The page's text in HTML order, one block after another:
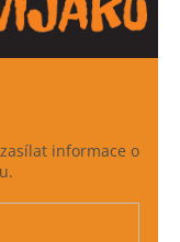
informace o